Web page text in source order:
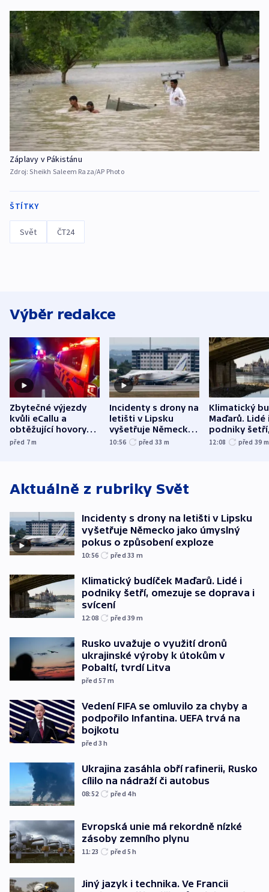
Záplavy v Pákistánu
Zdroj:Sheikh Saleem Raza/AP Photo
ŠTÍTKY
Svět ČT24
Výběr redakce
Zbytečné výjezdy
kvůli eCallu a
obtěžující hovory
zdržují záchranáře
před 7m
Incidenty s drony na
letišti v Lipsku
vyšetřuje Německo
jako úmyslný pokus
10:56 před 33 m
Klimatický
Maďarů. Lidé
podniky
omezuje se
12:08 před 39 m
Aktuálně z rubriky Svět
Incidenty s drony na letišti v Lipsku
vyšetřuje Německo jako úmyslný
pokus o způsobení exploze
10:56 před 33 m
Klimatický budíček Maďarů. Lidé i
podniky šetří, omezuje se doprava i
svícení
12:08 před 39 m
Rusko uvažuje o využití dronů
ukrajinské výroby k útokům v
Pobaltí, tvrdí Litva
před 57 m
Vedení FIFA se omluvilo za chyby a
podpořilo Infantina. UEFA trvá na
bojkotu
před 3h
Ukrajina zasáhla obří rafinerii, Rusko
cílilo na nádraží či autobus
08:52 před 4h
Evropská unie má rekordně nízké
zásoby zemního plynu
11:23 před 5h
Jiný jazyk i technika. Ve Francii